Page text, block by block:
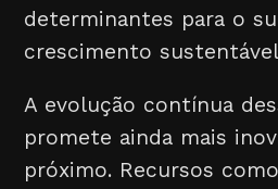
determinantes para o
crescimento
A evolução contínua
promete ainda mais
próximo. Recursos